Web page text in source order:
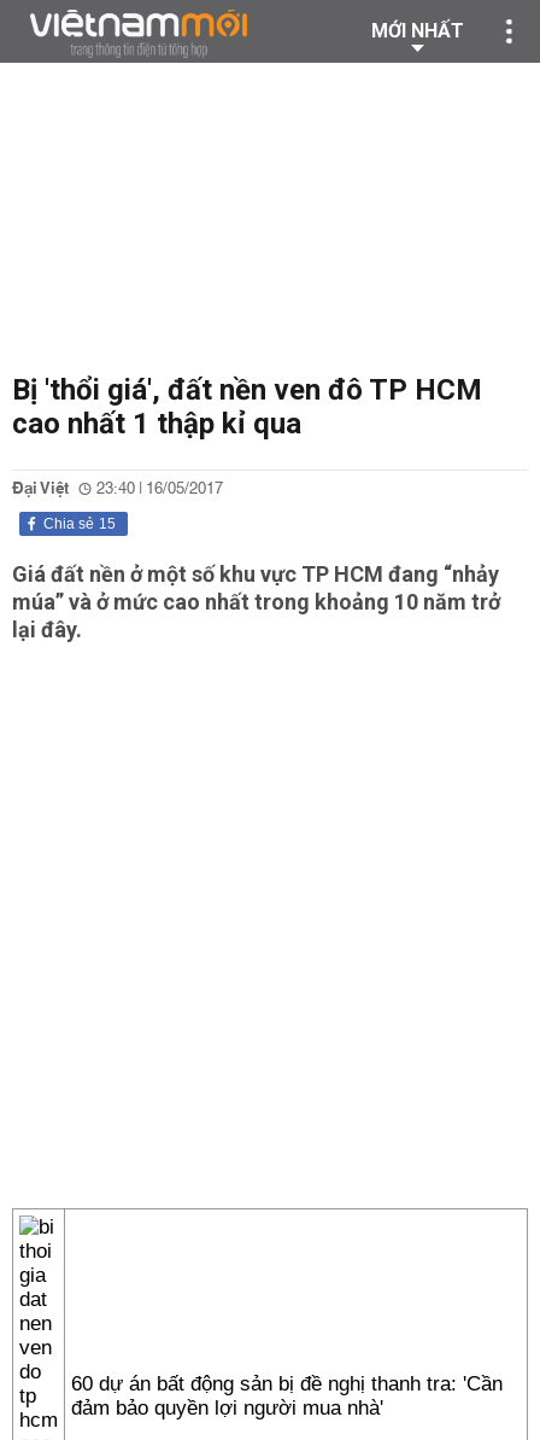
MỚI NHẤT
Bị 'thổi giá', đất nền ven đô TP HCM
cao nhất 1 thập kỉ qua
Đại Việt 23:40 | 16/05/2017
15
Chia sẻ
Giá đất nền ở một số khu vực TP HCM đang “nhảy
múa” và ở mức cao nhất trong khoảng 10 năm trở
lại đây.
60 dự án bất động sản bị đề nghị thanh tra: 'Cần
đảm bảo quyền lợi người mua nhà'